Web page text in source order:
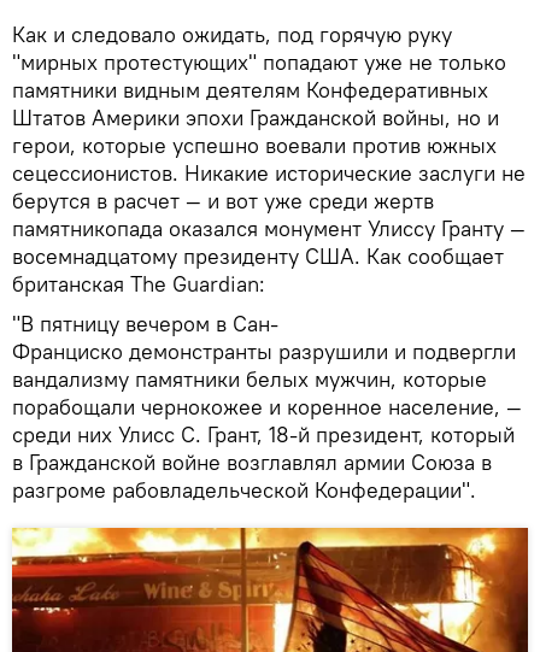
Как и следовало ожидать, под горячую руку
"мирных протестующих" попадают уже не только
памятники видным деятелям Конфедеративных
Штатов Америки эпохи Гражданской войны, но и
герои, которые успешно воевали против южных
сецессионистов. Никакие исторические заслуги не
берутся в расчет — и вот уже среди жертв
памятникопада оказался монумент Улиссу Гранту —
восемнадцатому президенту США. Как сообщает
британская The Guardian:
"В пятницу вечером в Сан-
Франциско демонстранты разрушили и подвергли
вандализму памятники белых мужчин, которые
порабощали чернокожее и коренное население, —
среди них Улисс С. Грант, 18-й президент, который
в Гражданской войне возглавлял армии Союза в
разгроме рабовладельческой Конфедерации".